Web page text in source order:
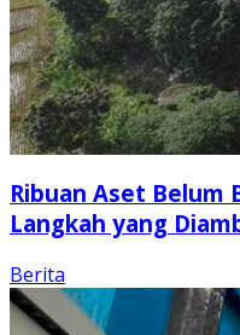
Ribuan Aset Belum
Langkah yang
Berita